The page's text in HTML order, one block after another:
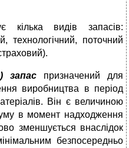
кілька видів запасів:
технологічний, поточний
запас призначений для
виробництва в період
Він є величиною
в момент надходження
зменшується внаслідок
безпосередньо